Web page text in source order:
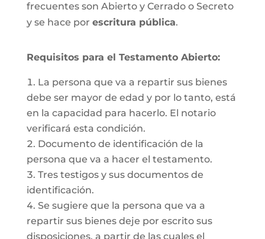
frecuentes son Abierto y Cerrado o Secreto
y se hace por escritura pública.
Requisitos para el Testamento Abierto:
La persona que va a repartir sus bienes
debe ser mayor de edad y por lo tanto, está
en la capacidad para hacerlo. El notario
verificará esta condición.
Documento de identificación de la
persona que va a hacer el testamento.
Tres testigos y sus documentos de
identificación.
Se sugiere que la persona que va a
repartir sus bienes deje por escrito sus
disposiciones, a partir de las cuales el